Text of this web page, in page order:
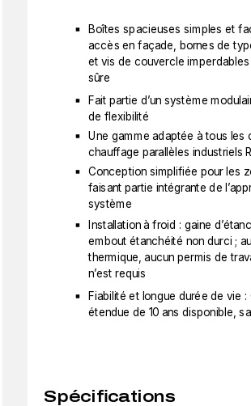
Boîtes spacieuses simples et
accès en façade, bornes de
et vis de couvercle
sûre
Fait partie d’un système
de flexibilité
Une gamme adaptée à tous les
chauffage parallèles industriels
Conception simplifiée pour les
faisant partie intégrante de
système
Installation à froid : gaine
embout étanchéité non durci ;
thermique, aucun permis de
n’est requis
Fiabilité et longue durée de vie :
étendue de 10 ans disponible,
Spécifications